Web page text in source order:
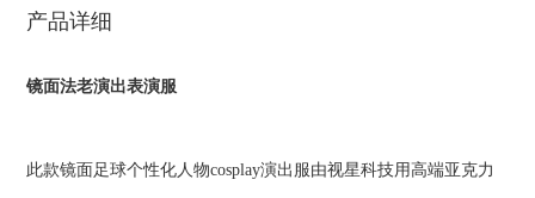
产品详细
镜面法老演出表演服
此款镜面足球个性化人物cosplay演出服由视星科技用高端亚克力